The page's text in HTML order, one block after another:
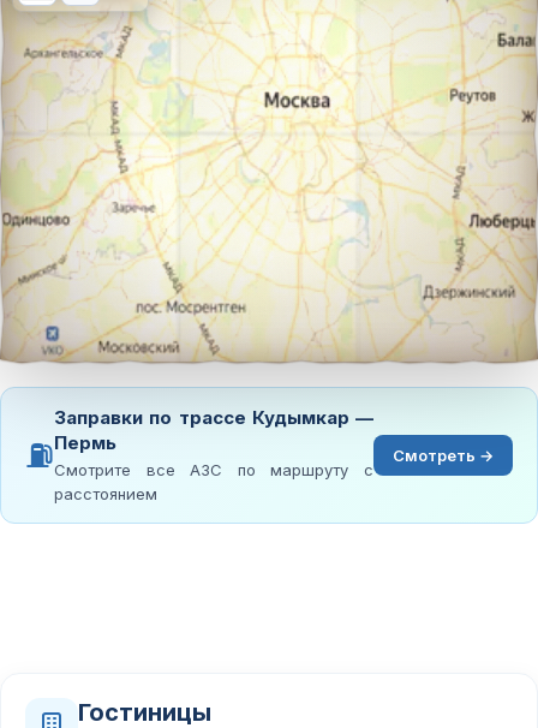
⛽
Заправки по трассе Кудымкар —
Пермь
Смотрите все АЗС по маршруту с
расстоянием
Смотреть →
Гостиницы